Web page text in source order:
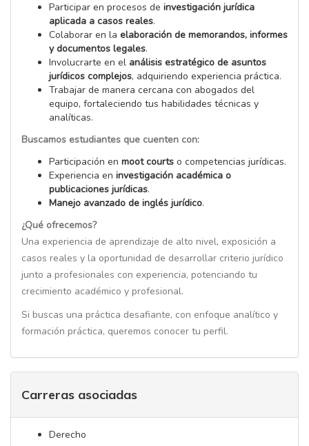
Participar en procesos de investigación jurídica
aplicada a casos reales.
Colaborar en la elaboración de memorandos, informes
y documentos legales.
Involucrarte en el análisis estratégico de asuntos
jurídicos complejos, adquiriendo experiencia práctica.
Trabajar de manera cercana con abogados del
equipo, fortaleciendo tus habilidades técnicas y
analíticas.
Buscamos estudiantes que cuenten con:
Participación en moot courts o competencias jurídicas.
Experiencia en investigación académica o
publicaciones jurídicas.
Manejo avanzado de inglés jurídico.
¿Qué ofrecemos?
Una experiencia de aprendizaje de alto nivel, exposición a
casos reales y la oportunidad de desarrollar criterio jurídico
junto a profesionales con experiencia, potenciando tu
crecimiento académico y profesional.
Si buscas una práctica desafiante, con enfoque analítico y
formación práctica, queremos conocer tu perfil.
Carreras asociadas
Derecho